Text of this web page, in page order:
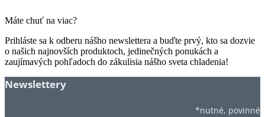
Máte chuť na viac?
Prihláste sa k odberu nášho newslettera a buďte prvý, kto sa dozvie
o našich najnovších produktoch, jedinečných ponukách a
zaujímavých pohľadoch do zákulisia nášho sveta chladenia!
Newslettery
*nutné, povinné